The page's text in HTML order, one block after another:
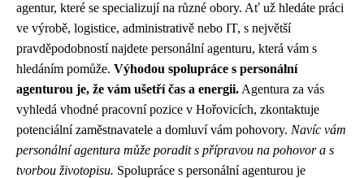
agentur, které se specializují na různé obory. Ať už hledáte práci
ve výrobě, logistice, administrativě nebo IT, s největší
pravděpodobností najdete personální agenturu, která vám s
hledáním pomůže. Výhodou spolupráce s personální
agenturou je, že vám ušetří čas a energii. Agentura za vás
vyhledá vhodné pracovní pozice v Hořovicích, zkontaktuje
potenciální zaměstnavatele a domluví vám pohovory. Navíc vám
personální agentura může poradit s přípravou na pohovor a s
tvorbou životopisu. Spolupráce s personální agenturou je